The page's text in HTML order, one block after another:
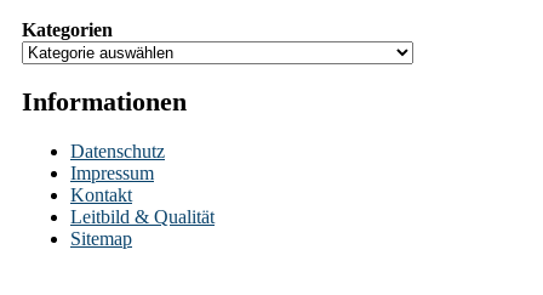
Kategorien
Informationen
Datenschutz
Impressum
Kontakt
Leitbild & Qualität
Sitemap